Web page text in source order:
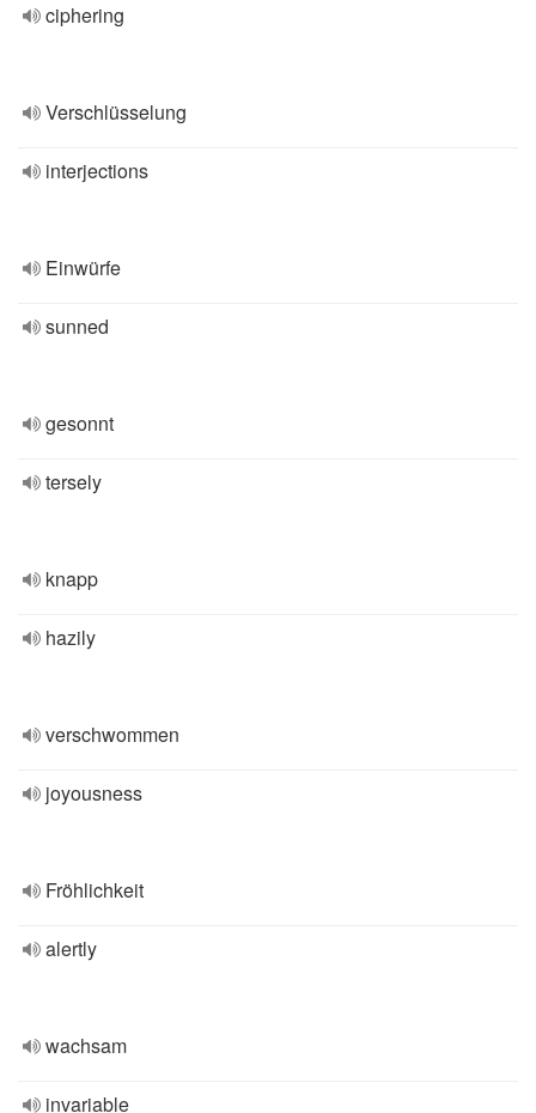
ciphering
Verschlüsselung
interjections
Einwürfe
sunned
gesonnt
tersely
knapp
hazily
verschwommen
joyousness
Fröhlichkeit
alertly
wachsam
invariable